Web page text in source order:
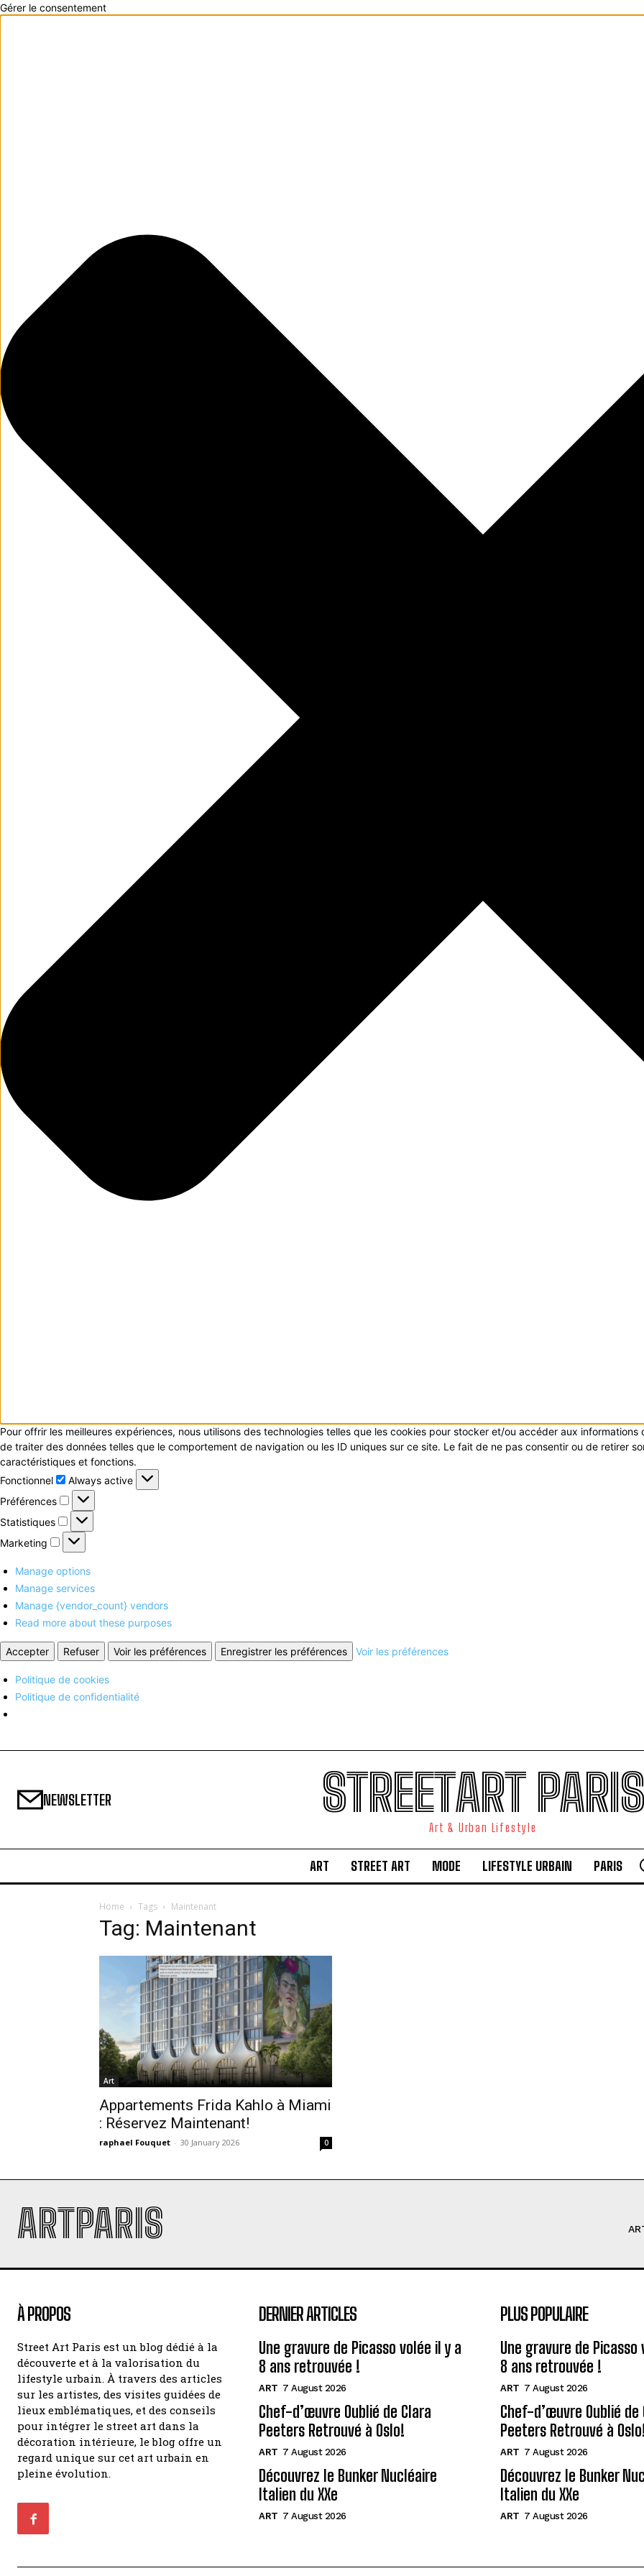
Gérer le consentement
Pour offrir les meilleures expériences, nous utilisons des technologies telles que les cookies pour stocker et/ou accéder aux
de traiter des données telles que le comportement de navigation ou les ID uniques sur ce site. Le fait de ne pas consentir ou de retirer
caractéristiques et fonctions.
Fonctionnel
Fonctionnel
Always active
Préférences
Préférences
Statistiques
Statistiques
Marketing
Marketing
Manage options
Manage services
Manage {vendor_count} vendors
Read more about these purposes
Accepter Refuser Voir les préférences Enregistrer les préférences Voir les préférences
Politique de cookies
Politique de confidentialité
NEWSLETTER STREETART PARIS
Art & Urban Lifestyle
ART STREET ART MODE LIFESTYLE URBAIN PARIS
Home Tags Maintenant
Tag: Maintenant
Art
Appartements Frida Kahlo à Miami
: Réservez Maintenant!
raphael Fouquet - 30 January 2026 0
ARTPARIS
À PROPOS
Street Art Paris est un blog dédié à la
découverte et à la valorisation du
lifestyle urbain. À travers des articles
sur les artistes, des visites guidées de
lieux emblématiques, et des conseils
pour intégrer le street art dans la
décoration intérieure, le blog offre un
regard unique sur cet art urbain en
pleine évolution.
DERNIER ARTICLES
Une gravure de Picasso volée il y a
8 ans retrouvée !
ART 7 August 2026
Chef-d’œuvre Oublié de Clara
Peeters Retrouvé à Oslo!
ART 7 August 2026
Découvrez le Bunker Nucléaire
Italien du XXe
ART 7 August 2026
PLUS POPULAIRE
Une gravure de Picasso
8 ans retrouvée !
ART 7 August 2026
Chef-d’œuvre Oublié de
Peeters Retrouvé à
ART 7 August 2026
Découvrez le Bunker
Italien du XXe
ART 7 August 2026